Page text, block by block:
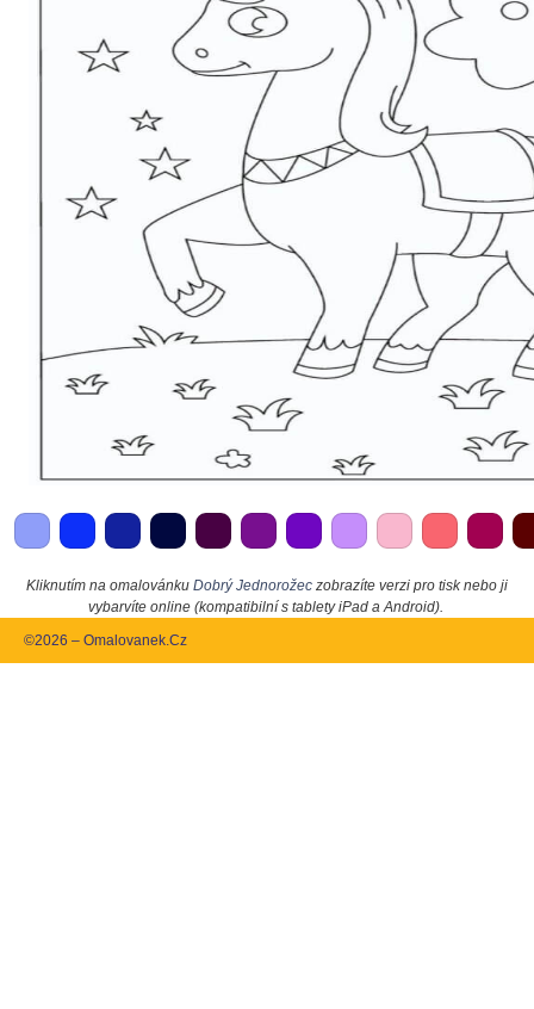
Kliknutím na omalovánku Dobrý Jednorožec zobrazíte verzi pro tisk nebo ji
vybarvíte online (kompatibilní s tablety iPad a Android).
©2026 – Omalovanek.Cz